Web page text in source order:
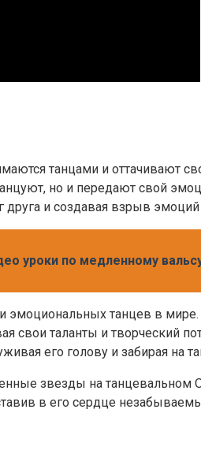
танцами и оттачивают
но и передают свой
друга и создавая взрыв
уроки по медленному
танцев в
свои таланты и творческий
его голову и забирая на
звезды на
в его сердце